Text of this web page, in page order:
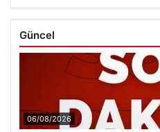
Güncel
06/08/2026